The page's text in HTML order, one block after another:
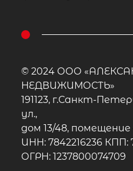
© 2024 ООО
НЕДВИЖИМОСТЬ»
191123, г.Санкт-
ул.,
дом 13/48,
ИНН: 7842216236 КПП:
ОГРН: 1237800074709